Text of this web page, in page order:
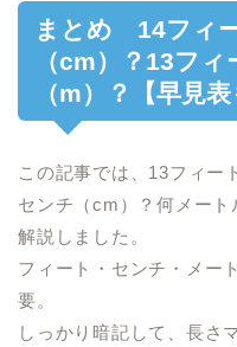
まとめ 14フィ
（cm）？13フ
（m）？【早見表
この記事では、13フィー
センチ（cm）？何メー
解説しました。
フィート・センチ・メー
要。
しっかり暗記して、長さ